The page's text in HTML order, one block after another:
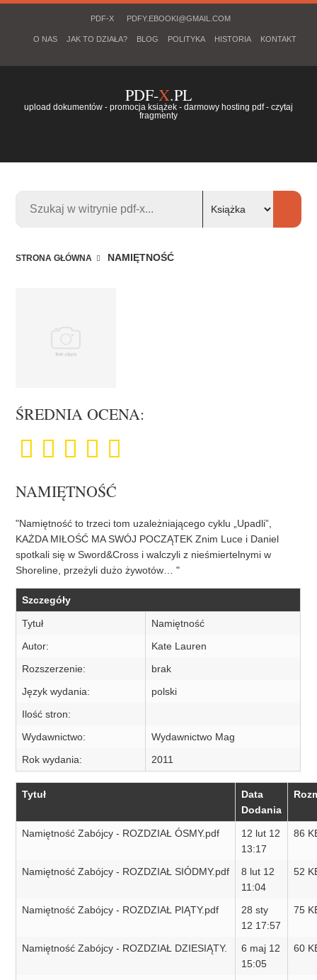
PDF-X PDFY.EBOOKI@GMAIL.COM
O NAS JAK TO DZIAŁA? BLOG POLITYKA HISTORIA KONTAKT
PDF-X.PL
upload dokumentów - promocja książek - darmowy hosting pdf - czytaj
fragmenty
STRONA GŁÓWNA NAMIĘTNOŚĆ
ŚREDNIA OCENA:
NAMIĘTNOŚĆ
"Namiętność to trzeci tom uzależniającego cyklu „Upadli”,
KAŻDA MIŁOŚĆ MA SWÓJ POCZĄTEK Znim Luce i Daniel
spotkali się w Sword&Cross i walczyli z nieśmiertelnymi w
Shoreline, przeżyli dużo żywotów… "
Szczegóły
Tytuł
Namiętność
Autor:
Kate Lauren
Rozszerzenie:
brak
Język wydania:
polski
Ilość stron:
Wydawnictwo:
Wydawnictwo Mag
Rok wydania:
2011
Tytuł
Data
Dodania
Namiętność Zabójcy - ROZDZIAŁ ÓSMY.pdf
12 lut 12
13:17
86
Namiętność Zabójcy - ROZDZIAŁ SIÓDMY.pdf
8 lut 12
11:04
52
Namiętność Zabójcy - ROZDZIAŁ PIĄTY.pdf
28 sty
12 17:57
75
Namiętność Zabójcy - ROZDZIAŁ DZIESIĄTY.
6 maj 12
15:05
60